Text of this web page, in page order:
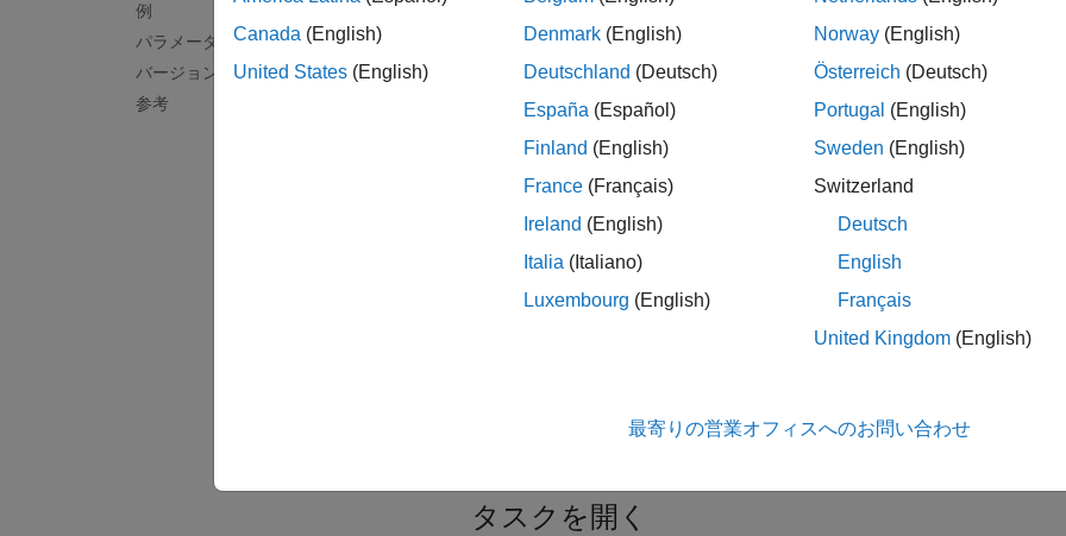
例
パラメーター
バージョン履歴
参考
新しい行時間でデータ値を内挿
データを時間ビンに集約 (たとえば、月次データから四半期平均
重複する行時間をもつ行を削除
規則化
ライブ エディター タスクの詳細については、
ライブ スクリプトへの
タスクを開く
Canada (English)
United States (English)
Denmark (English)
Deutschland (Deutsch)
España (Español)
Finland (English)
France (Français)
Ireland (English)
Italia (Italiano)
Luxembourg (English)
Norway (English)
Österreich (Deutsch)
Portugal (English)
Sweden (English)
Switzerland
Deutsch
English
Français
United Kingdom (English)
最寄りの営業オフィスへのお問い合わせ